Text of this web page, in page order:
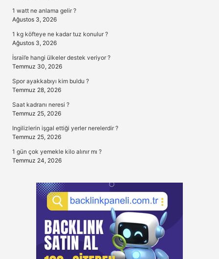
1 watt ne anlama gelir ?
Ağustos 3, 2026
1 kg köfteye ne kadar tuz konulur ?
Ağustos 3, 2026
İsrail’e hangi ülkeler destek veriyor ?
Temmuz 30, 2026
Spor ayakkabıyı kim buldu ?
Temmuz 28, 2026
Saat kadranı neresi ?
Temmuz 25, 2026
Ingilizlerin işgal ettiği yerler nerelerdir ?
Temmuz 25, 2026
1 gün çok yemekle kilo alınır mı ?
Temmuz 24, 2026